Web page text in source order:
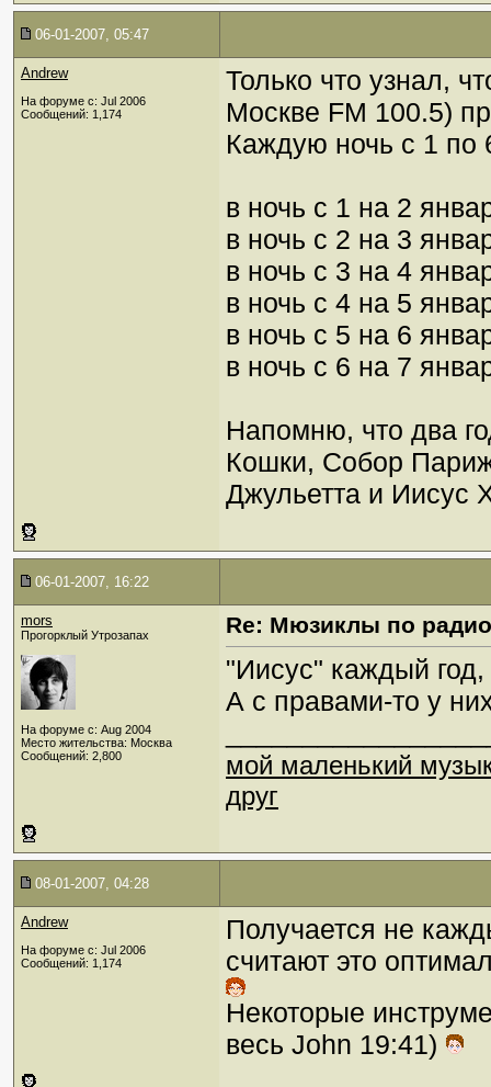
06-01-2007, 05:47
Andrew
На форуме с: Jul 2006
Сообщений: 1,174
Только что узнал,
Москве FM 100.5)
Каждую ночь с 1 по
в ночь с 1 на 2
в ночь с 2 на 3
в ночь с 3 на 4
в ночь с 4 на 5
в ночь с 5 на 6
в ночь с 6 на 7
Напомню, что два
Кошки, Собор
Джульетта и Иисус
06-01-2007, 16:22
mors
Прогорклый Утрозапах
На форуме с: Aug 2004
Место жительства: Москва
Сообщений: 2,800
Re: Мюзиклы по радио
"Иисус" каждый год,
А с правами-то у
мой маленький
друг
08-01-2007, 04:28
Andrew
На форуме с: Jul 2006
Сообщений: 1,174
Получается не
считают это
Некоторые
весь John 19:41)